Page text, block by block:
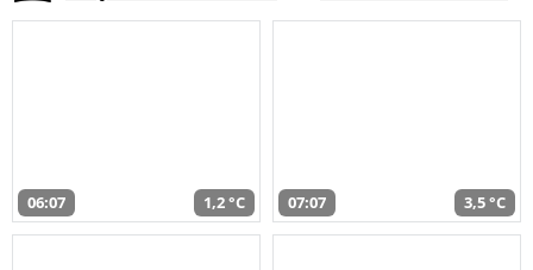
06:07 1,2 °C 07:07 3,5 °C